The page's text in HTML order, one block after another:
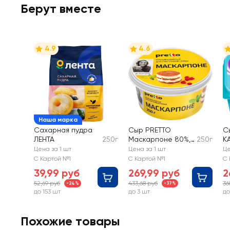
Берут вместе
Наша марка
4.9
Сахарная пудра
ЛЕНТА
250г
Цена за 1 шт
С Картой №1
39,99 руб
52,69 руб -24%
до 153 шт
4.6
Сыр PRETTO
Маскарпоне 80%,
без змж
250г
Цена за 1 шт
С Картой №1
269,99 руб
433,68 руб -37%
до 3 шт
С
Похожие товары